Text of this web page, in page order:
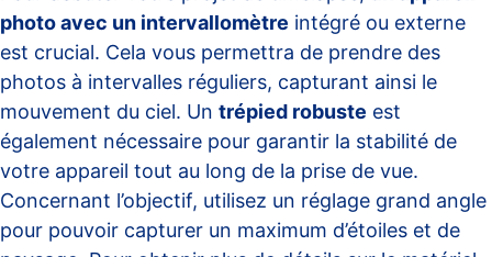
photo avec un intervallomètre intégré ou externe
est crucial. Cela vous permettra de prendre des
photos à intervalles réguliers, capturant ainsi le
mouvement du ciel. Un trépied robuste est
également nécessaire pour garantir la stabilité de
votre appareil tout au long de la prise de vue.
Concernant l’objectif, utilisez un réglage grand angle
pour pouvoir capturer un maximum d’étoiles et de